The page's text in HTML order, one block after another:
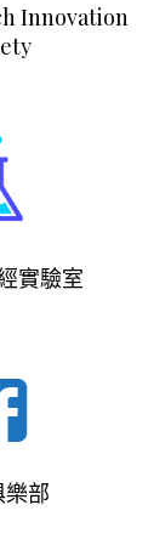
Innovation
實驗室
樂部